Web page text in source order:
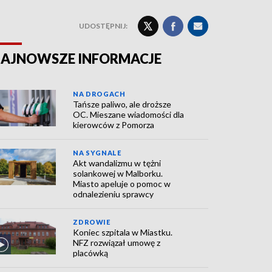
UDOSTĘPNIJ:
INFORMACJE
NA DROGACH
Tańsze paliwo, ale droższe
OC. Mieszane wiadomości dla
kierowców z Pomorza
NA SYGNALE
Akt wandalizmu w tężni
solankowej w Malborku.
Miasto apeluje o pomoc w
odnalezieniu sprawcy
ZDROWIE
Koniec szpitala w Miastku.
NFZ rozwiązał umowę z
placówką